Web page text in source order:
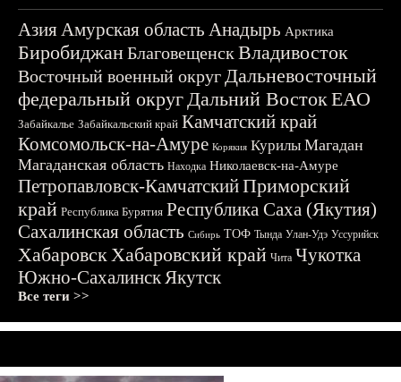
АзияАмурская область Анадырь Арктика
БиробиджанБлаговещенскВладивосток
Восточный военный округДальневосточный
федеральный округДальний ВостокЕАО
Забайкалье Забайкальский край Камчатский край
Комсомольск-на-Амуре Корякия Курилы Магадан
Магаданская область Находка Николаевск-на-Амуре
Петропавловск-КамчатскийПриморский
край Республика Бурятия Республика Саха (Якутия)
Сахалинская область Сибирь ТОФ Тында Улан-Удэ Уссурийск
ХабаровскХабаровский край Чита Чукотка
Южно-СахалинскЯкутск
Все теги >>